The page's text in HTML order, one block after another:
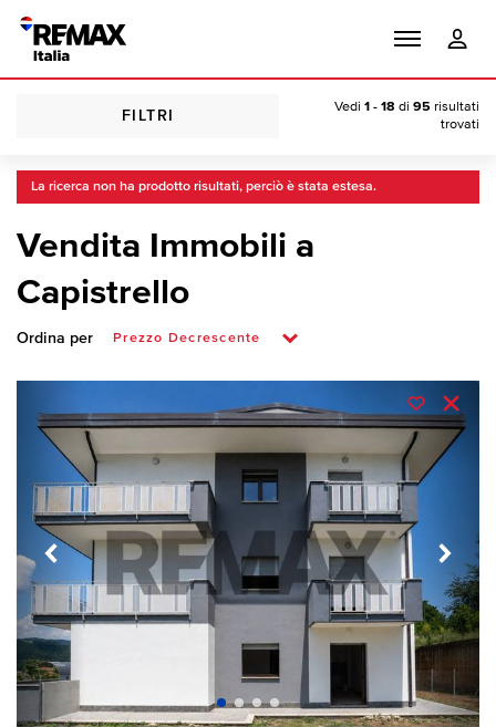
FILTRI
Vedi 1 - 18 di 95 risultati
trovati
La ricerca non ha prodotto risultati, perciò è stata estesa.
Vendita Immobili a
Capistrello
Ordina per